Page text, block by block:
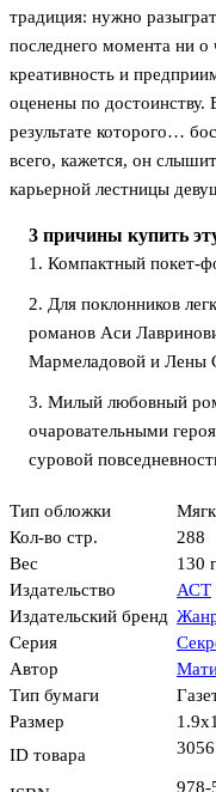
традиция: нужно
последнего момента ни о
креативность и
оценены по достоинству.
результате которого…
всего, кажется, он
карьерной лестницы
3 причины купить
1. Компактный покет-
2. Для поклонников
романов Аси
Мармеладовой и Лены
3. Милый любовный
очаровательными
суровой
Тип обложки
Кол-во стр.
288
Вес
130 г
Издательство
АСТ
Издательский бренд
Серия
Автор
Тип бумаги
Размер
ID товара
978-